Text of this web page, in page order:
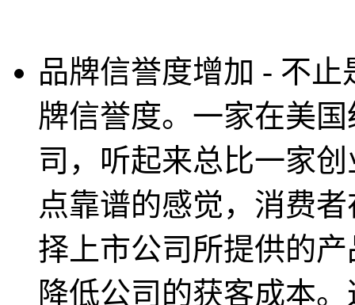
品牌信誉度增加 - 不
牌信誉度。一家在美
司，听起来总比一家
点靠谱的感觉，消费
择上市公司所提供的
降低公司的获客成本